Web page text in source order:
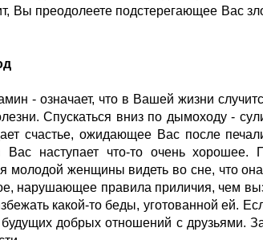
Вы преодолеете подстерегающее Вас
- означает, что в Вашей жизни
Спускаться вниз по дымоходу -
счастье, ожидающее Вас после
Вас наступает что-то очень
молодой женщины видеть во сне, что
нарушающее правила приличия, чем
какой-то беды, уготованной ей.
добрых отношений с друзьями.